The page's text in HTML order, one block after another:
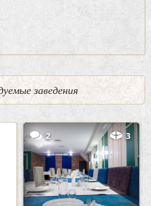
заведения
2 3